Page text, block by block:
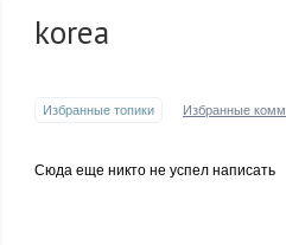
korea
Избранные топики Избранные
Сюда еще никто не успел написать